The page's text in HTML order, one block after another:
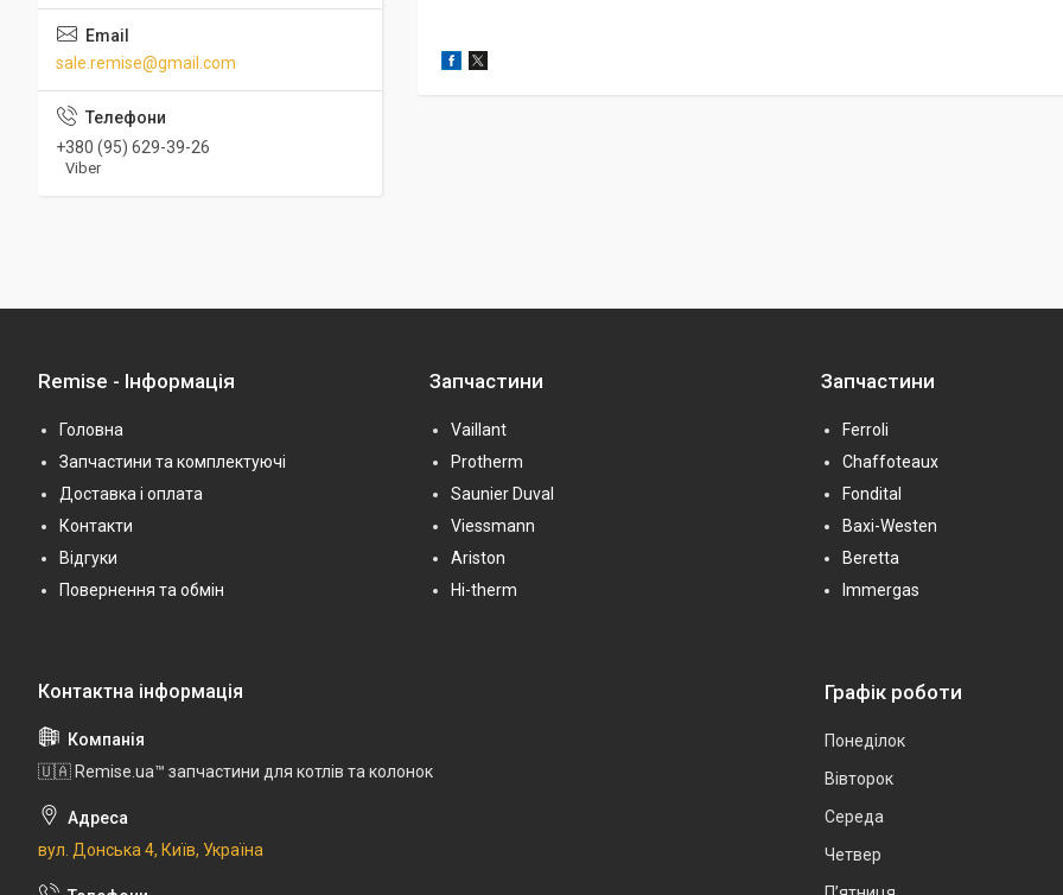
sale.remise@gmail.com
+380 (95) 629-39-26
Viber
Remise - Інформація
Головна
Запчастини та комплектуючі
Доставка і оплата
Контакти
Відгуки
Повернення та обмін
Запчастини
Vaillant
Protherm
Saunier Duval
Viessmann
Ariston
Hi-therm
Запчастини
Ferroli
Chaffoteaux
Fondital
Baxi-Westen
Beretta
Immergas
🇺🇦 Remise.ua™ запчастини для котлів та колонок
вул. Донська 4, Київ, Україна
Графік роботи
Понеділок
Вівторок
Середа
Четвер